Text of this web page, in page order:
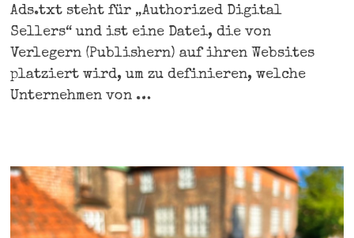
Ads.txt steht für „Authorized Digital
Sellers“ und ist eine Datei, die von
Verlegern (Publishern) auf ihren Websites
platziert wird, um zu definieren, welche
Unternehmen von …